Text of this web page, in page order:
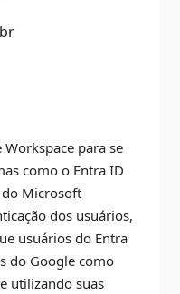
para se
como o Entra ID
Microsoft
dos usuários,
usuários do Entra
do Google como
utilizando suas